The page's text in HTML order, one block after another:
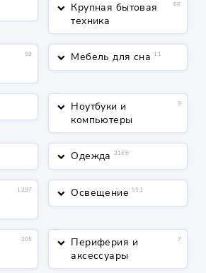
keyboard_arrow_down Крупная бытовая
техника
66
59 keyboard_arrow_down Мебель для сна 11
keyboard_arrow_down Ноутбуки и
компьютеры
9
keyboard_arrow_down Одежда 2166
1297 keyboard_arrow_down Освещение 551
205 keyboard_arrow_down Периферия и
аксессуары
7